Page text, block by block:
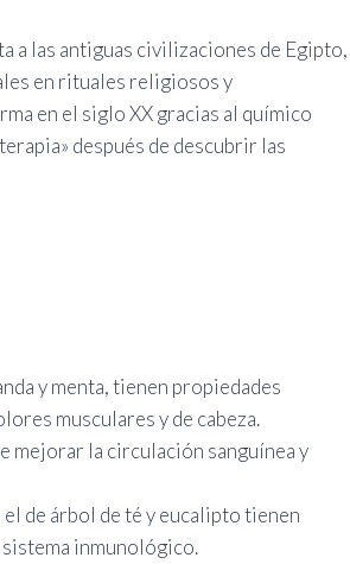
a las antiguas civilizaciones de Egipto,
en rituales religiosos y
en el siglo XX gracias al químico
después de descubrir las
y menta, tienen propiedades
musculares y de cabeza.
mejorar la circulación sanguínea y
de árbol de té y eucalipto tienen
inmunológico.